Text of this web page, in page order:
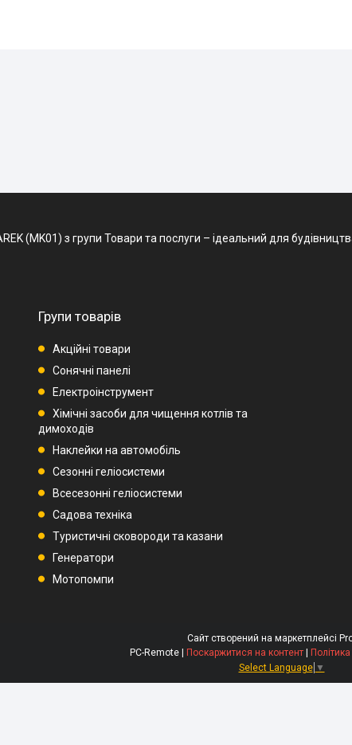
(MK01) з групи Товари та послуги – ідеальний для
Групи товарів
Акційні товари
Сонячні панелі
Електроінструмент
Хімічні засоби для чищення котлів та
димоходів
Наклейки на автомобіль
Сезонні геліосистеми
Всесезонні геліосистеми
Садова техніка
Туристичні сковороди та казани
Генератори
Мотопомпи
Сайт створений на маркетплейсі
Поскаржитися на контент
Select Language ▼